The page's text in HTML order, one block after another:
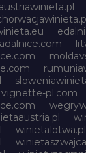
austriawinieta.pl
vignette-pl.com
winietalotwa.pl